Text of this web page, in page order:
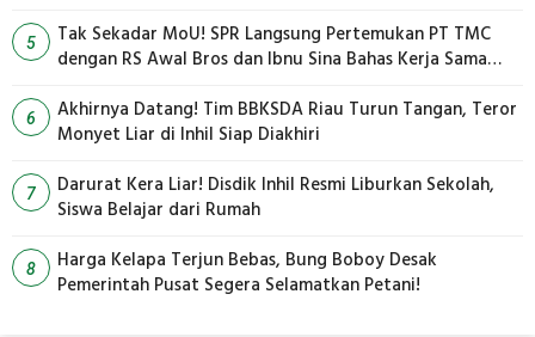
5
Tak Sekadar MoU! SPR Langsung Pertemukan PT TMC
dengan RS Awal Bros dan Ibnu Sina Bahas Kerja Sama
6
Akhirnya Datang! Tim BBKSDA Riau Turun Tangan, Teror
Monyet Liar di Inhil Siap Diakhiri
7
Darurat Kera Liar! Disdik Inhil Resmi Liburkan Sekolah,
Siswa Belajar dari Rumah
8
Harga Kelapa Terjun Bebas, Bung Boboy Desak
Pemerintah Pusat Segera Selamatkan Petani!